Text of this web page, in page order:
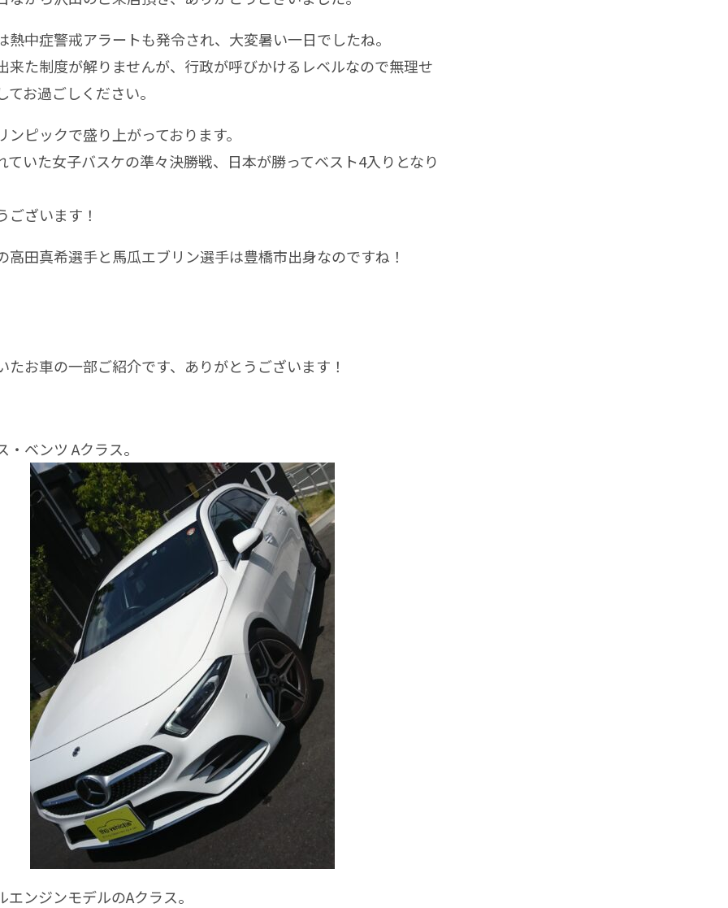
中症警戒アラートも発令され、大変暑い一日でしたね。
来た制度が解りませんが、行政が呼びかけるレベルなので無理せ
てお過ごしください。
ピックで盛り上がっております。
ていた女子バスケの準々決勝戦、日本が勝ってベスト4入りとなり
ざいます！
高田真希選手と馬瓜エブリン選手は豊橋市出身なのですね！
お車の一部ご紹介です、ありがとうございます！
ベンツ Aクラス。
ンジンモデルのAクラス。